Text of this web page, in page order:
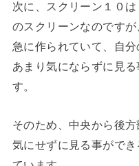
次に、スクリーン１０
のスクリーンなのです
急に作られていて、自
あまり気にならずに見
す。
そのため、中央から後
気にせずに見る事がで